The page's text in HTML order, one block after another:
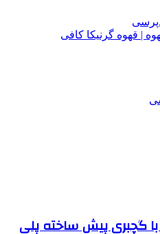
| قهوه گرنیکا کافی
با گچبری پیش ساخته پلی